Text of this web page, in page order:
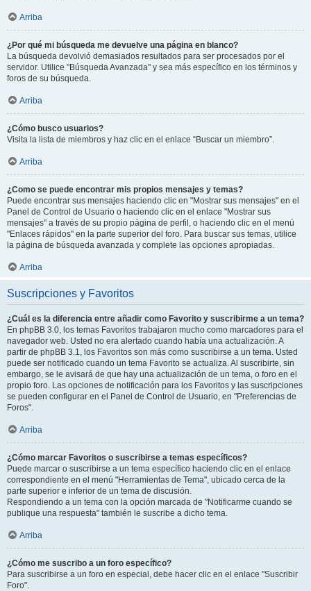
Arriba
¿Por qué mi búsqueda me devuelve una página en blanco?
La búsqueda devolvió demasiados resultados para ser procesados por el
servidor. Utilice "Búsqueda Avanzada" y sea más específico en los términos y
foros de su búsqueda.
Arriba
¿Cómo busco usuarios?
Visita la lista de miembros y haz clic en el enlace “Buscar un miembro”.
Arriba
¿Como se puede encontrar mis propios mensajes y temas?
Puede encontrar sus mensajes haciendo clic en "Mostrar sus mensajes" en el
Panel de Control de Usuario o haciendo clic en el enlace "Mostrar sus
mensajes" a través de su propio página de perfil, o haciendo clic en el menú
"Enlaces rápidos" en la parte superior del foro. Para buscar sus temas, utilice
la página de búsqueda avanzada y complete las opciones apropiadas.
Arriba
Suscripciones y Favoritos
¿Cuál es la diferencia entre añadir como Favorito y suscribirme a un tema?
En phpBB 3.0, los temas Favoritos trabajaron mucho como marcadores para el
navegador web. Usted no era alertado cuando había una actualización. A
partir de phpBB 3.1, los Favoritos son más como suscribirse a un tema. Usted
puede ser notificado cuando un tema Favorito se actualiza. Al suscribirte, sin
embargo, se le avisará de que hay una actualización de un tema, o foro en el
propio foro. Las opciones de notificación para los Favoritos y las suscripciones
se pueden configurar en el Panel de Control de Usuario, en "Preferencias de
Foros".
Arriba
¿Cómo marcar Favoritos o suscribirse a temas específicos?
Puede marcar o suscribirse a un tema específico haciendo clic en el enlace
correspondiente en el menú "Herramientas de Tema", ubicado cerca de la
parte superior e inferior de un tema de discusión.
Respondiendo a un tema con la opción marcada de "Notificarme cuando se
publique una respuesta" también le suscribe a dicho tema.
Arriba
¿Cómo me suscribo a un foro específico?
Para suscribirse a un foro en especial, debe hacer clic en el enlace "Suscribir
Foro".